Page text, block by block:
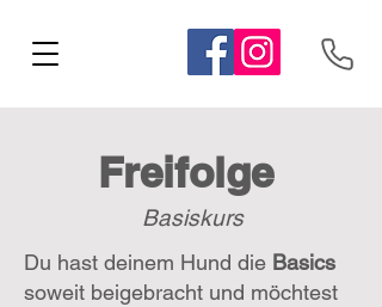
Freifolge
Basiskurs
Du hast deinem Hund die Basics
soweit beigebracht und möchtest